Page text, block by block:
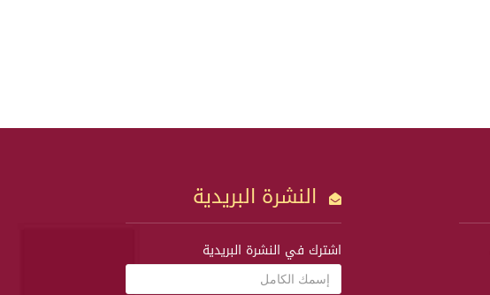
النشرة البريدية
اشترك في النشرة البريدية